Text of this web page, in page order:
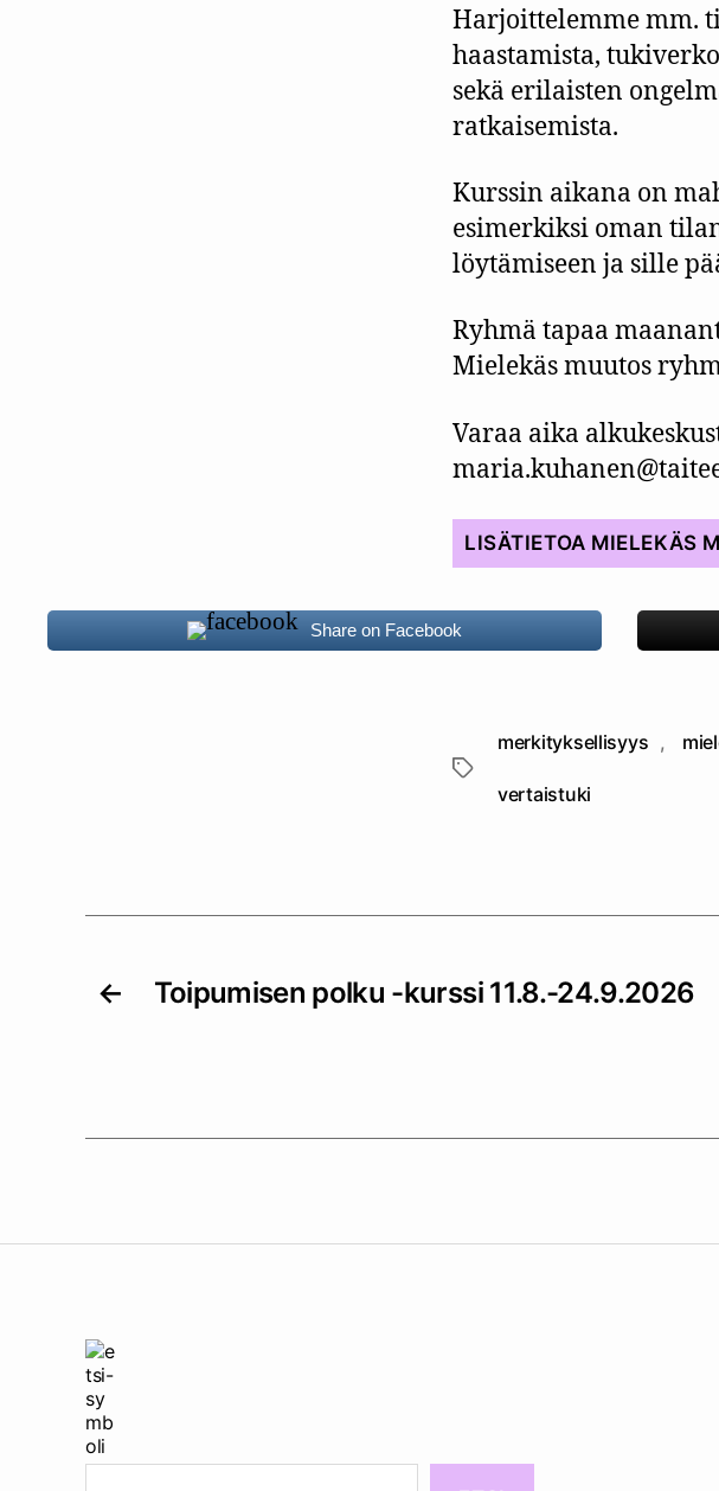
Harjoittelemme mm.
haastamista,
sekä erilaisten
ratkaisemista.
Kurssin aikana on
esimerkiksi oman
löytämiseen ja sille
Ryhmä tapaa
Mielekäs muutos
Varaa aika
LISÄTIETOA MIELEKÄS
Share on Facebook
Avainsanat
merkityksellisyys ,
vertaistuki
← Toipumisen polku -kurssi 11.8.-24.9.2026